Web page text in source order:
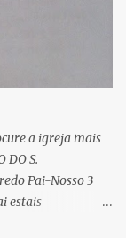
mostrai-nos
ó piedosa, ó
Mãe de Deus.
Amém.
a igreja mais
DO S.
Pai-Nosso 3
estais